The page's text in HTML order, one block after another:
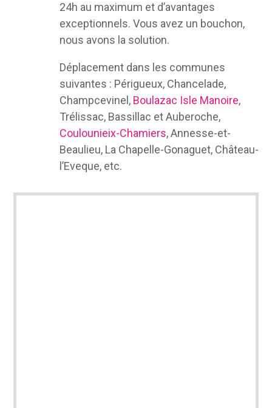
24h au maximum et d’avantages
exceptionnels. Vous avez un bouchon,
nous avons la solution.
Déplacement dans les communes
suivantes : Périgueux, Chancelade,
Champcevinel, Boulazac Isle Manoire,
Trélissac, Bassillac et Auberoche,
Coulounieix-Chamiers, Annesse-et-
Beaulieu, La Chapelle-Gonaguet, Château-
l’Eveque, etc.